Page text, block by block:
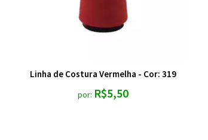
Linha de Costura Vermelha - Cor: 319
por: R$5,50